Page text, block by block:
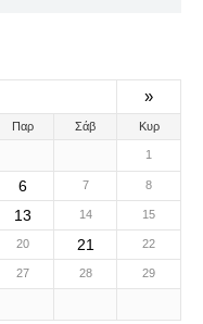
»
Παρ Σάβ Κυρ
1
6 7 8
13 14 15
20 21 22
27 28 29